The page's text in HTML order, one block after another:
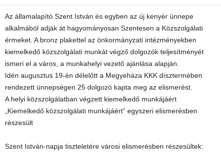
Az államalapító Szent István és egyben az új kenyér ünnepe
alkalmából adják át hagyományosan Szentesen a Közszolgálati
érmeket. A bronz plakettel az önkormányzati intézményekben
kiemelkedő közszolgálati munkát végző dolgozók teljesítményét
ismeri el a város, a munkahelyi vezető ajánlása alapján.
Idén augusztus 19-én délelőtt a Megyeháza KKK dísztermében
rendezett ünnepségen 25 dolgozó kapta meg az elismerést.
A helyi közszolgálatban végzett kiemelkedő munkájáért
„Kiemelkedő közszolgálati munkájáért” egyszeri elismerésben
részesült
Szent István-napja tiszteletére városi elismerésben részesültek: